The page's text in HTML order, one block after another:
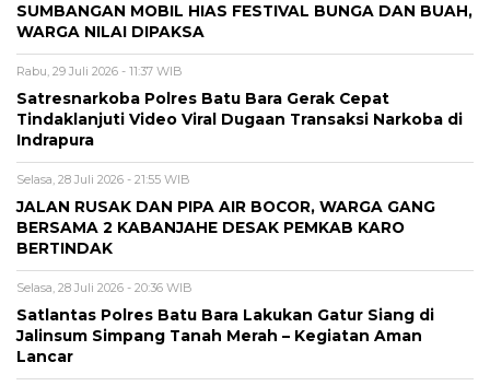
SUMBANGAN MOBIL HIAS FESTIVAL BUNGA DAN BUAH,
WARGA NILAI DIPAKSA
Rabu, 29 Juli 2026 - 11:37 WIB
Satresnarkoba Polres Batu Bara Gerak Cepat
Tindaklanjuti Video Viral Dugaan Transaksi Narkoba di
Indrapura
Selasa, 28 Juli 2026 - 21:55 WIB
JALAN RUSAK DAN PIPA AIR BOCOR, WARGA GANG
BERSAMA 2 KABANJAHE DESAK PEMKAB KARO
BERTINDAK
Selasa, 28 Juli 2026 - 20:36 WIB
Satlantas Polres Batu Bara Lakukan Gatur Siang di
Jalinsum Simpang Tanah Merah – Kegiatan Aman
Lancar